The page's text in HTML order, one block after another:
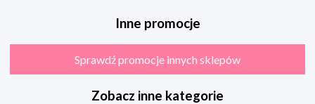
Inne promocje
Sprawdź promocje innych sklepów
Zobacz inne kategorie